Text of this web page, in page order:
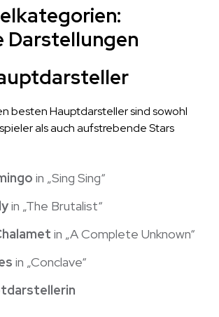
Darstellungen
besten Hauptdarsteller sind sowohl
als auch aufstrebende Stars
in „Sing Sing“
in „The Brutalist“
in „A Complete Unknown“
in „Conclave“